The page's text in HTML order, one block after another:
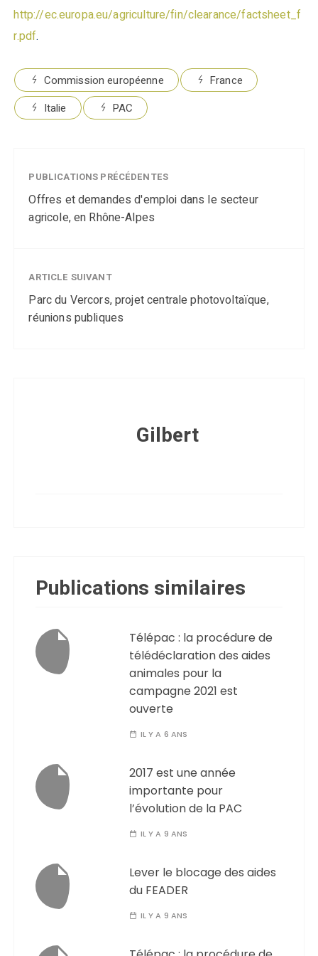
http://ec.europa.eu/agriculture/fin/clearance/factsheet_f
r.pdf.
Commission européenne
France
Italie
PAC
PUBLICATIONS PRÉCÉDENTES
Offres et demandes d'emploi dans le secteur
agricole, en Rhône-Alpes
ARTICLE SUIVANT
Parc du Vercors, projet centrale photovoltaïque,
réunions publiques
Gilbert
Publications similaires
Télépac : la procédure de
télédéclaration des aides
animales pour la
campagne 2021 est
ouverte
IL Y A 6 ANS
2017 est une année
importante pour
l’évolution de la PAC
IL Y A 9 ANS
Lever le blocage des aides
du FEADER
IL Y A 9 ANS